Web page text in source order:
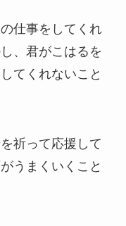
仕事をしてくれ
、君がこはるを
てくれないこと
祈って応援して
うまくいくこと